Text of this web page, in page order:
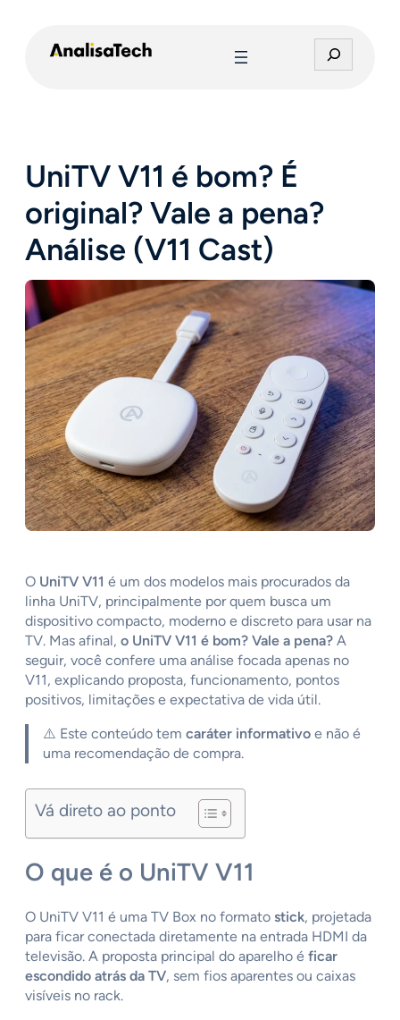
e
r
UniTV V11 é bom? É
original? Vale a pena?
Análise (V11 Cast)
O UniTV V11 é um dos modelos mais procurados da
linha UniTV, principalmente por quem busca um
dispositivo compacto, moderno e discreto para usar na
TV. Mas afinal, o UniTV V11 é bom? Vale a pena? A
seguir, você confere uma análise focada apenas no
V11, explicando proposta, funcionamento, pontos
positivos, limitações e expectativa de vida útil.
⚠️ Este conteúdo tem caráter informativo e não é
uma recomendação de compra.
Vá direto ao ponto
O que é o UniTV V11
O UniTV V11 é uma TV Box no formato stick, projetada
para ficar conectada diretamente na entrada HDMI da
televisão. A proposta principal do aparelho é ficar
escondido atrás da TV, sem fios aparentes ou caixas
visíveis no rack.